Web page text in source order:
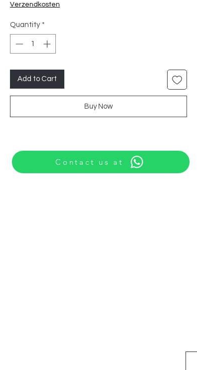
Verzendkosten
Quantity *
Add to Cart
Buy Now
Contact us at